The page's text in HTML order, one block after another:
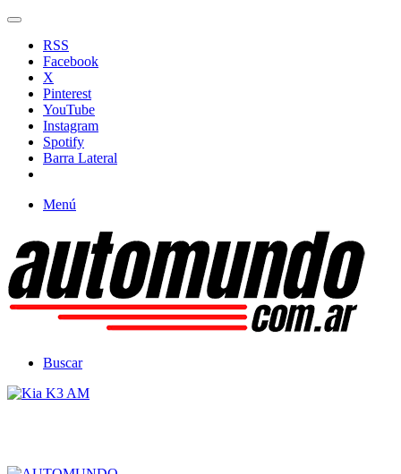
RSS
Facebook
X
Pinterest
YouTube
Instagram
Spotify
Barra Lateral
Menú
Buscar